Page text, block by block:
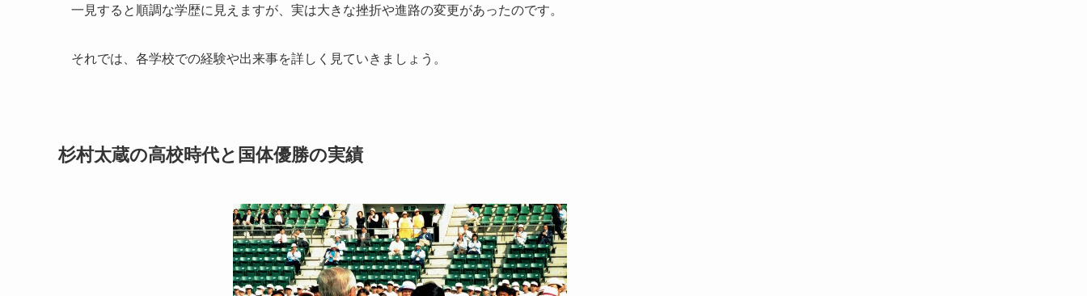
一見すると順調な学歴に見えますが、実は大きな挫折や進路の変更があったのです。
それでは、各学校での経験や出来事を詳しく見ていきましょう。
杉村太蔵の高校時代と国体優勝の実績